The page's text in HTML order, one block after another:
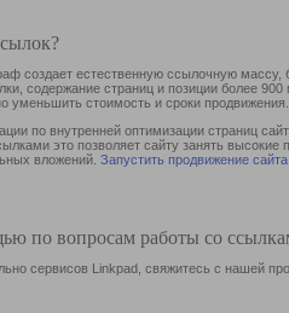
создает естественную ссылочную
содержание страниц и позиции более
уменьшить стоимость и сроки продвижения.
по внутренней оптимизации страниц
это позволяет сайту занять
вложений. Запустить продвижение сайта
по вопросам работы со
сервисов Linkpad, свяжитесь с нашей